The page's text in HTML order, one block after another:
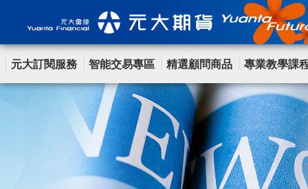
元大訂閱服務 智能交易專區 精選顧問商品 專業教學課